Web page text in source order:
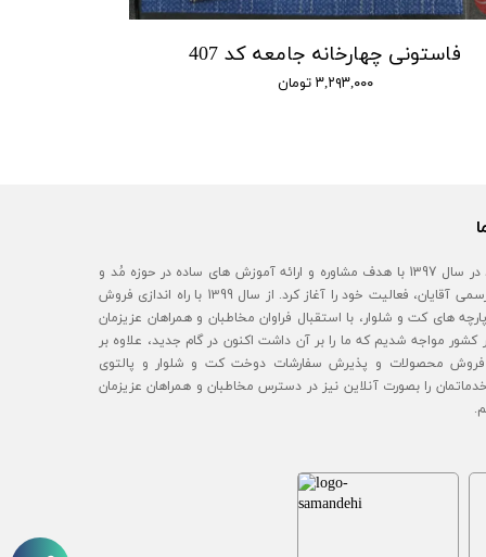
فاستونی چهارخانه جامعه کد 407
۳,۲۹۳,۰۰۰ تومان
آقای مُد در سال 1397 با هدف مشاوره و ارائه آموزش های ساده در حوزه مُد و
استایل رسمی آقایان، فعالیت خود را آغاز کرد. از سال 1399 با راه اندازی فروش
های کت و شلوار، با استقبال فراوان مخاطبان و همراهان عزیزمان
کشور مواجه شدیم که ما را بر آن داشت اکنون در گام جدید، علاوه بر
محصولات و پذیرش سفارشات دوخت کت و شلوار و پالتوی
خدماتمان را بصورت آنلاین نیز در دسترس مخاطبان و همراهان عزیزمان